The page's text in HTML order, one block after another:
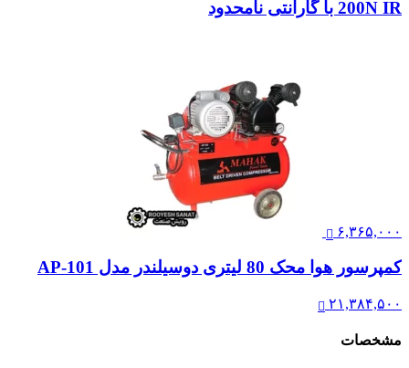
200N IR با گارانتی نامحدود
۶,۳۶۵,۰۰۰
کمپرسور هوا محک 80 لیتری دوسیلندر مدل AP-101
۲۱,۳۸۴,۵۰۰
مشخصات